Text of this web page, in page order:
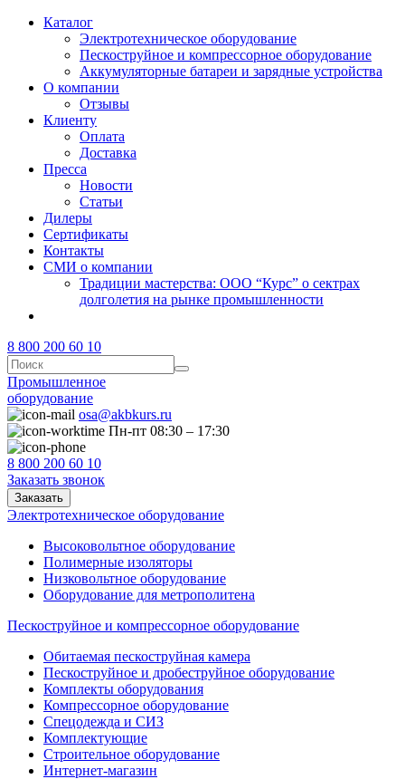
Каталог
Электротехническое оборудование
Пескоструйное и компрессорное оборудование
Аккумуляторные батареи и зарядные устройства
О компании
Отзывы
Клиенту
Оплата
Доставка
Пресса
Новости
Статьи
Дилеры
Сертификаты
Контакты
СМИ о компании
Традиции мастерства: ООО “Курс” о сектрах
долголетия на рынке промышленности
8 800 200 60 10
Промышленное
оборудование
osa@akbkurs.ru
Пн-пт 08:30 – 17:30
8 800 200 60 10
Заказать звонок
Заказать
Электротехническое оборудование
Высоковольтное оборудование
Полимерные изоляторы
Низковольтное оборудование
Оборудование для метрополитена
Пескоструйное и компрессорное оборудование
Обитаемая пескоструйная камера
Пескоструйное и дробеструйное оборудование
Комплекты оборудования
Компрессорное оборудование
Спецодежда и СИЗ
Комплектующие
Строительное оборудование
Интернет-магазин